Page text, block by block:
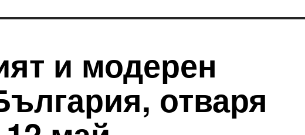
и модерен
отваря